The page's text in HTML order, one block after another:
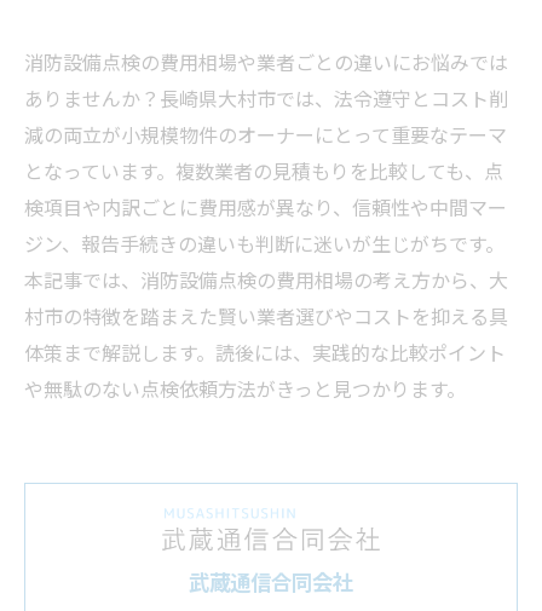
消防設備点検の費用相場や業者ごとの違いにお悩みでは
ありませんか？長崎県大村市では、法令遵守とコスト削
減の両立が小規模物件のオーナーにとって重要なテーマ
となっています。複数業者の見積もりを比較しても、点
検項目や内訳ごとに費用感が異なり、信頼性や中間マー
ジン、報告手続きの違いも判断に迷いが生じがちです。
本記事では、消防設備点検の費用相場の考え方から、大
村市の特徴を踏まえた賢い業者選びやコストを抑える具
体策まで解説します。読後には、実践的な比較ポイント
や無駄のない点検依頼方法がきっと見つかります。
武蔵通信合同会社